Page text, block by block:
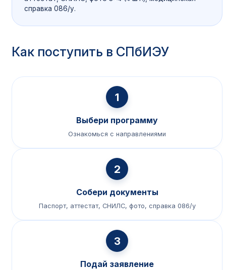
справка 086/у.
Как поступить в СПбИЭУ
1
Выбери программу
Ознакомься с направлениями
2
Собери документы
Паспорт, аттестат, СНИЛС, фото, справка 086/у
3
Подай заявление